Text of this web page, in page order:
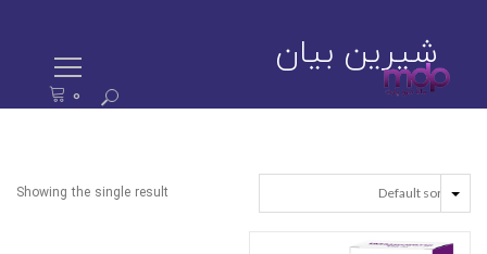
0
جستجو
برای:
شیرین بیان
Showing the single result